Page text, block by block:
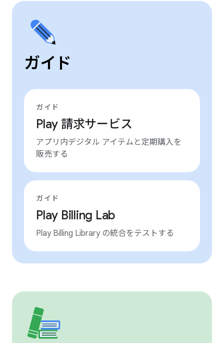
ガイド
ガイド
Play 請求サービス
アプリ内デジタル アイテムと定期購入を
販売する
ガイド
Play Billing Lab
Play Billing Library の統合をテストする